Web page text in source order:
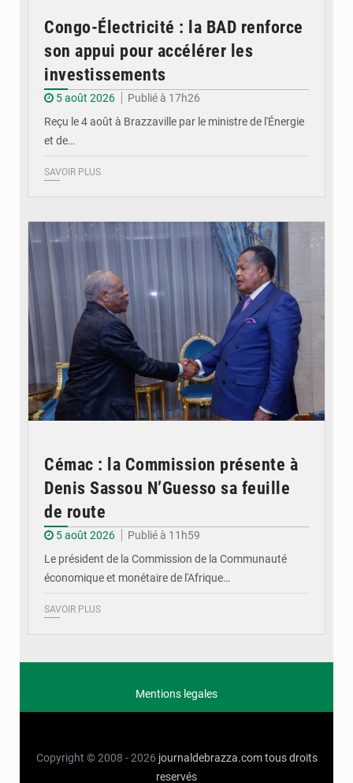
Congo-Électricité : la BAD renforce
son appui pour accélérer les
investissements
5 août 2026
Publié à 17h26
Reçu le 4 août à Brazzaville par le ministre de l'Énergie
et de…
SAVOIR PLUS
Cémac : la Commission présente à
Denis Sassou N’Guesso sa feuille
de route
5 août 2026
Publié à 11h59
Le président de la Commission de la Communauté
économique et monétaire de l'Afrique…
SAVOIR PLUS
Mentions legales
Copyright © 2008 - 2026 journaldebrazza.com tous droits
reservés